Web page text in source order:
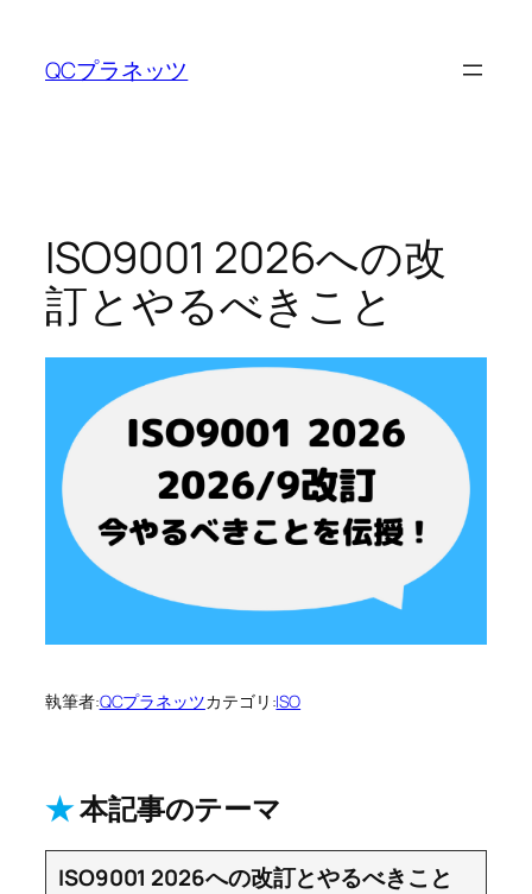
QCプラネッツ
ISO9001 2026への改
訂とやるべきこと
執筆者:QCプラネッツカテゴリ:ISO
★本記事のテーマ
ISO9001 2026への改訂とやるべきこと